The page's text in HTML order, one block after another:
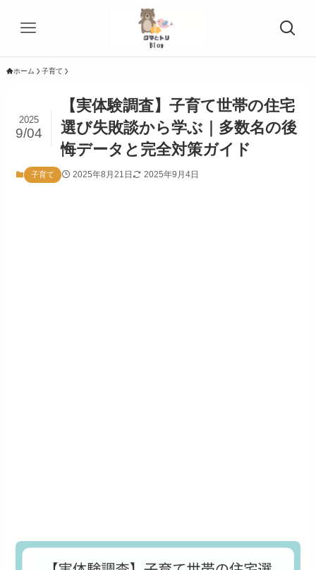
ホーム 子育て
【実体験調査】子育て世帯の住宅
選び失敗談から学ぶ｜多数名の後
悔データと完全対策ガイド
2025
9/04
子育て 2025年8月21日 2025年9月4日